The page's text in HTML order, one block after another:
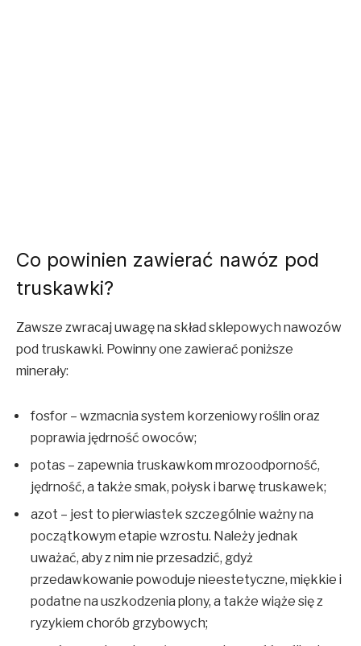
Co powinien zawierać nawóz pod
truskawki?
Zawsze zwracaj uwagę na skład sklepowych nawozów
pod truskawki. Powinny one zawierać poniższe
minerały:
fosfor – wzmacnia system korzeniowy roślin oraz
poprawia jędrność owoców;
potas – zapewnia truskawkom mrozoodporność,
jędrność, a także smak, połysk i barwę truskawek;
azot – jest to pierwiastek szczególnie ważny na
początkowym etapie wzrostu. Należy jednak
uważać, aby z nim nie przesadzić, gdyż
przedawkowanie powoduje nieestetyczne, miękkie i
podatne na uszkodzenia plony, a także wiąże się z
ryzykiem chorób grzybowych;